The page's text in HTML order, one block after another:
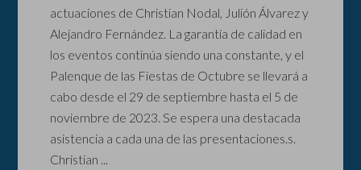
actuaciones de Christian Nodal, Julión Álvarez y
Alejandro Fernández. La garantía de calidad en
los eventos continúa siendo una constante, y el
Palenque de las Fiestas de Octubre se llevará a
cabo desde el 29 de septiembre hasta el 5 de
noviembre de 2023. Se espera una destacada
asistencia a cada una de las presentaciones.s.
Christian ...